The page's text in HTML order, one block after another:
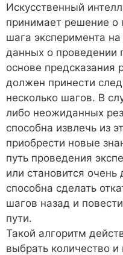
Искусственный
принимает решение о
шага эксперимента
данных о проведении
основе предсказания
должен принести
несколько шагов. В
либо неожиданных
способна извлечь из
приобрести новые
путь проведения
или становится
способна сделать
шагов назад и
пути.
Такой алгоритм
выбрать количество